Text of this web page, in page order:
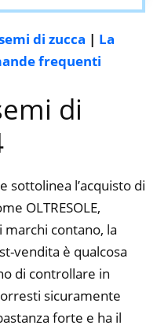
di zucca | La
frequenti
di
sottolinea l’acquisto di
OLTRESOLE,
contano, la
vendita è qualcosa
di controllare in
sicuramente
forte e ha il